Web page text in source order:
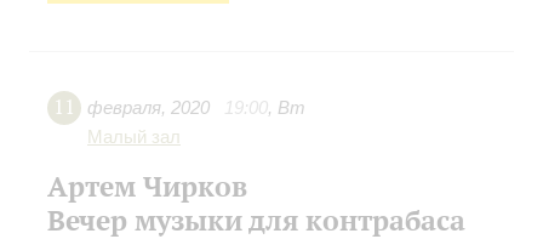
11 февраля, 2020 19:00, Вт
Малый зал
Артем Чирков
Вечер музыки для контрабаса